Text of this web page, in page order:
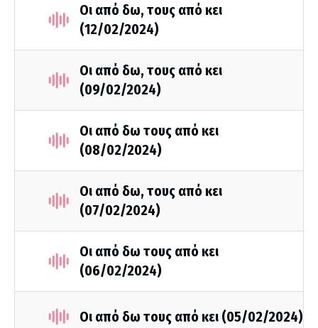
Οι από δω, τους από κει
(12/02/2024)
Οι από δω, τους από κει
(09/02/2024)
Οι από δω τους από κει
(08/02/2024)
Οι από δω, τους από κει
(07/02/2024)
Οι από δω τους από κει
(06/02/2024)
Οι από δω τους από κει (05/02/2024)